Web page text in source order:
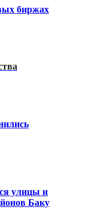
биржах
улицы и
Баку